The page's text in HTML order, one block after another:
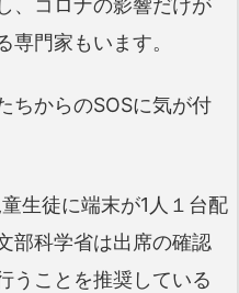
専門家もいます。
ちからのSOSに気が付
生徒に端末が1人１台配
部科学省は出席の確認
うことを推奨している